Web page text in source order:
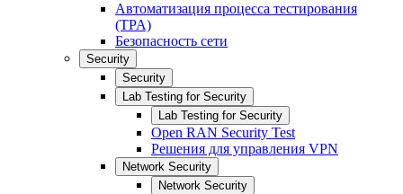
Автоматизация процесса тестирования
(TPA)
Безопасность сети
Security
Security
Lab Testing for Security
Lab Testing for Security
Open RAN Security Test
Решения для управления VPN
Network Security
Network Security